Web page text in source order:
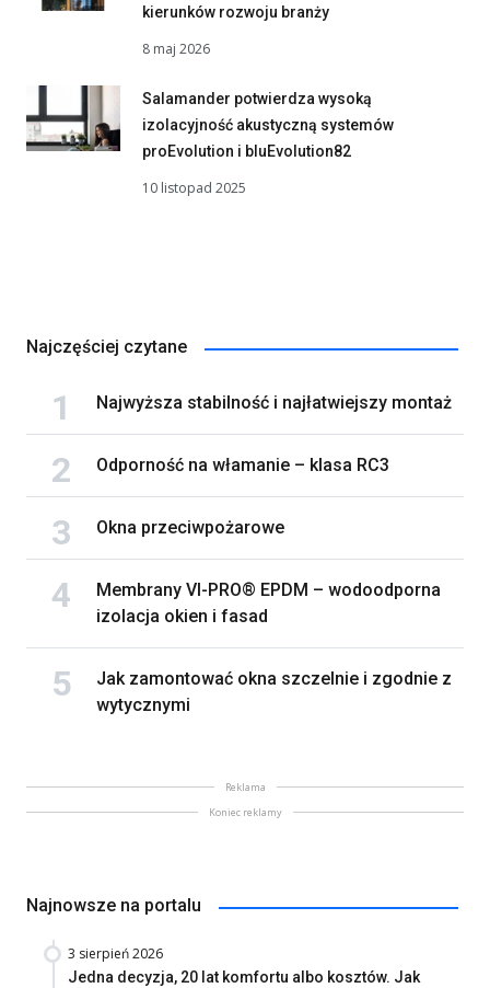
kierunków rozwoju branży
8 maj 2026
Salamander potwierdza wysoką
izolacyjność akustyczną systemów
proEvolution i bluEvolution82
10 listopad 2025
Najczęściej czytane
Najwyższa stabilność i najłatwiejszy montaż
Odporność na włamanie – klasa RC3
Okna przeciwpożarowe
Membrany VI-PRO® EPDM – wodoodporna
izolacja okien i fasad
Jak zamontować okna szczelnie i zgodnie z
wytycznymi
Reklama
Koniec reklamy
Najnowsze na portalu
3 sierpień 2026
Jedna decyzja, 20 lat komfortu albo kosztów. Jak